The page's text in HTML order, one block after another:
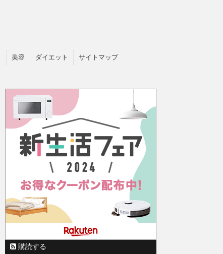
美容 ダイエット
サイトマップ
購読する